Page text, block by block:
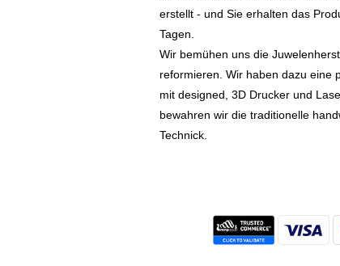
erstellt - und Sie erhalten das
Tagen.
Wir bemühen uns die
reformieren. Wir haben dazu eine
mit designed, 3D Drucker und
bewahren wir die traditionelle
Technick.